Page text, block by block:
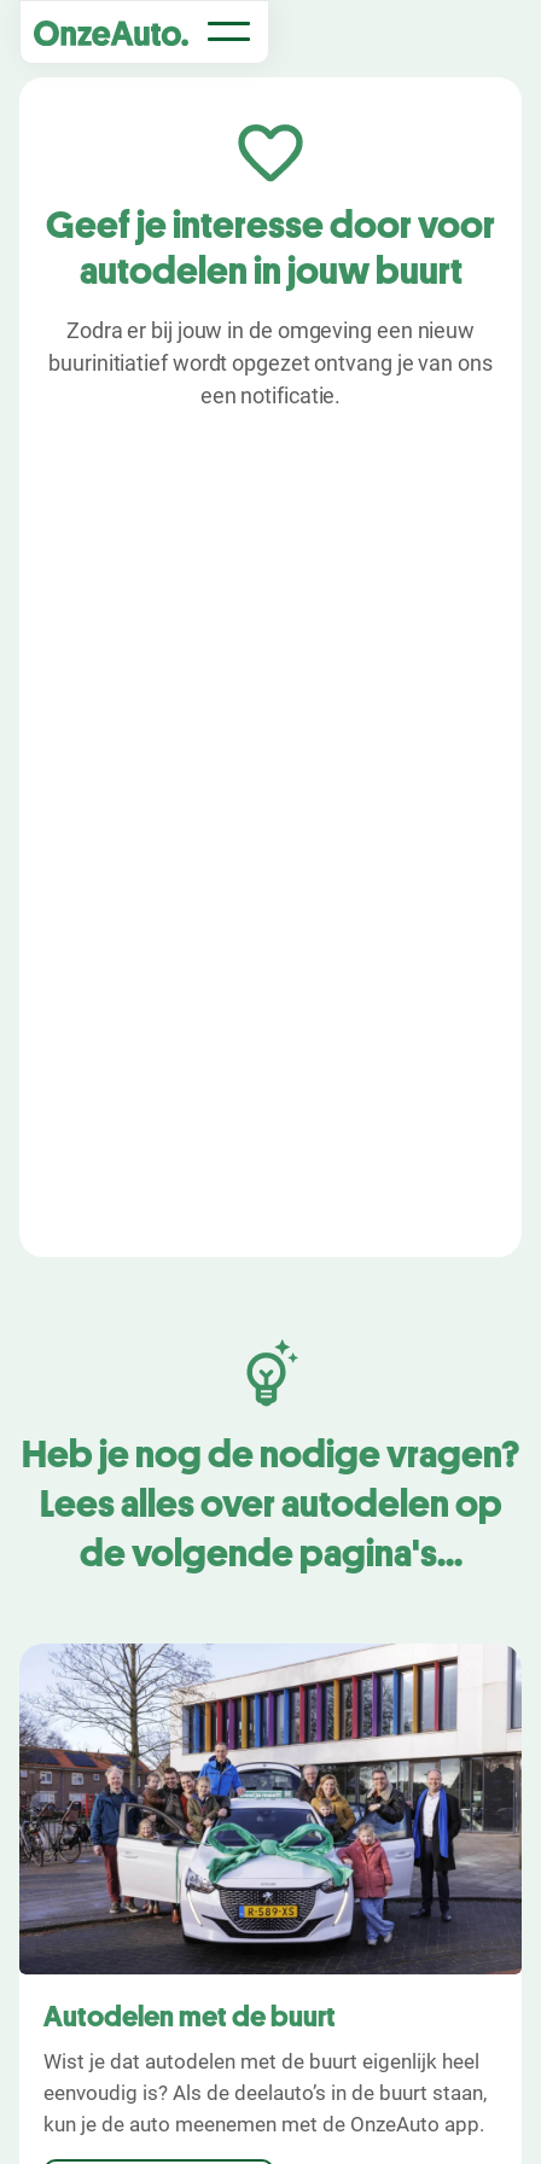
Geef je interesse door voor
autodelen in jouw buurt
Zodra er bij jouw in de omgeving een nieuw
buurinitiatief wordt opgezet ontvang je van ons
een notificatie.
Heb je nog de nodige vragen?
Lees alles over autodelen op
de volgende pagina's...
Autodelen met de buurt
Wist je dat autodelen met de buurt eigenlijk heel
eenvoudig is? Als de deelauto’s in de buurt staan,
kun je de auto meenemen met de OnzeAuto app.